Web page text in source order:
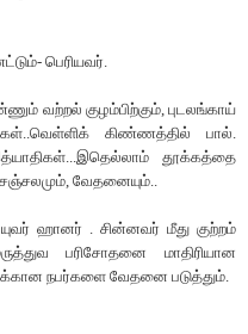
பெரியவர்.
வற்றல் குழம்பிற்கும், புடலங்காய்
கிண்ணத்தில் பால்.
தூக்கத்தை
வேதனையும்..
ஹானர் . சின்னவர் மீது குற்றம்
பரிசோதனை மாதிரியான
நபர்களை வேதனை படுத்தும்.